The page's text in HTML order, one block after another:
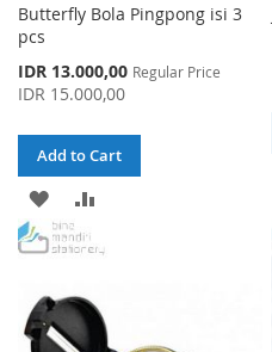
Butterfly Bola Pingpong isi 3
pcs
Special
Price
IDR 13.000,00 Regular Price
IDR 15.000,00
Add to Cart
ADD
TO
LIST